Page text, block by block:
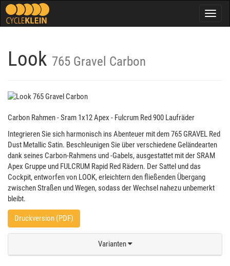
Look 765 Gravel Carbon
Carbon Rahmen - Sram 1x12 Apex - Fulcrum Red 900 Laufräder
Integrieren Sie sich harmonisch ins Abenteuer mit dem 765 GRAVEL Red
Dust Metallic Satin. Beschleunigen Sie über verschiedene Geländearten
dank seines Carbon-Rahmens und -Gabels, ausgestattet mit der SRAM
Apex Gruppe und FULCRUM Rapid Red Rädern. Der Sattel und das
Cockpit, entworfen von LOOK, erleichtern den fließenden Übergang
zwischen Straßen und Wegen, sodass der Wechsel nahezu unbemerkt
bleibt.
Druckversion (PDF)
Varianten